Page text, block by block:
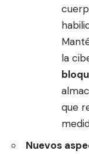
la
que
Nuevos